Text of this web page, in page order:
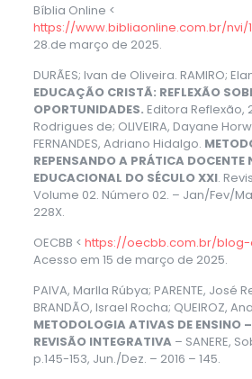
Bíblia Online <
https://www.bibliaonline.com.br/nvi/
28.de março de 2025.
DURÃES; Ivan de Oliveira. RAMIRO;
EDUCAÇÃO CRISTÃ: REFLEXÃO
OPORTUNIDADES. Editora Reflexão,
Rodrigues de; OLIVEIRA, Dayane
FERNANDES, Adriano Hidalgo.
REPENSANDO A PRÁTICA DOCENTE
EDUCACIONAL DO SÉCULO XXI.
Volume 02. Número 02. – Jan/Fev/
228X.
OECBB < https://oecbb.com.br/
Acesso em 15 de março de 2025.
PAIVA, Marlla Rúbya; PARENTE, José
BRANDÃO, Israel Rocha; QUEIROZ,
METODOLOGIA ATIVAS DE ENSINO
REVISÃO INTEGRATIVA– SANERE,
p.145-153, Jun./Dez. – 2016 – 145.